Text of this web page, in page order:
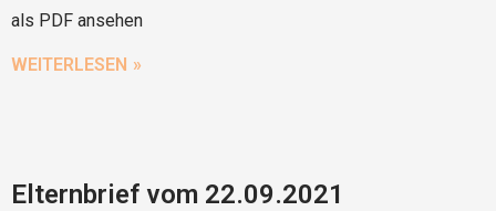
als PDF ansehen
WEITERLESEN »
Elternbrief vom 22.09.2021